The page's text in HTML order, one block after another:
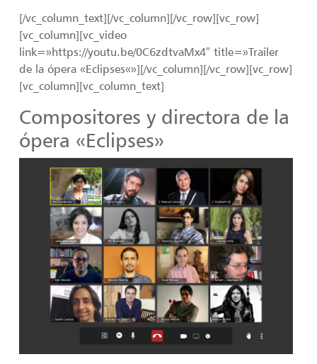
[/vc_column_text][/vc_column][/vc_row][vc_row]
[vc_column][vc_video
link=»https://youtu.be/0C6zdtvaMx4″ title=»Trailer
de la ópera «Eclipses«»][/vc_column][/vc_row][vc_row]
[vc_column][vc_column_text]
Compositores y directora de la
ópera «Eclipses»